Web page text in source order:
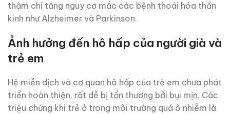
thậm chí tăng nguy cơ mắc các bệnh thoái hóa thần
kinh như Alzheimer và Parkinson.
Ảnh hưởng đến hô hấp của người già và
trẻ em
Hệ miễn dịch và cơ quan hô hấp của trẻ em chưa phát
triển hoàn thiện, rất dễ bị tổn thương bởi bụi mịn. Các
triệu chứng khi trẻ ở trong môi trường quá ô nhiễm là